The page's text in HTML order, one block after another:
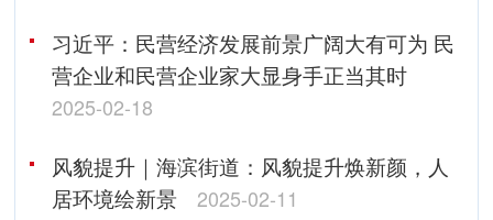
习近平：民营经济发展前景广阔大有可为 民
营企业和民营企业家大显身手正当其时
2025-02-18
风貌提升｜海滨街道：风貌提升焕新颜，人
居环境绘新景
2025-02-11